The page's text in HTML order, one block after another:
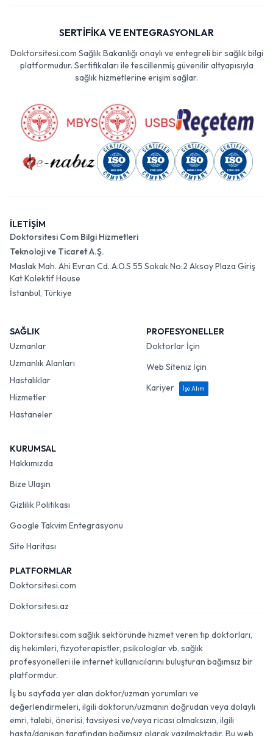
SERTİFİKA VE ENTEGRASYONLAR
Doktorsitesi.com Sağlık Bakanlığı onaylı ve entegreli bir sağlık bilgi
platformudur. Sertifikaları ile tescillenmiş güvenilir altyapısıyla
sağlık hizmetlerine erişim sağlar.
İLETİŞİM
Doktorsitesi Com Bilgi Hizmetleri
Teknoloji ve Ticaret A.Ş.
Maslak Mah. Ahi Evran Cd. A.O.S 55 Sokak No:2 Aksoy Plaza Giriş
Kat Kolektif House
İstanbul, Türkiye
SAĞLIK
Uzmanlar
Uzmanlık Alanları
Hastalıklar
Hizmetler
Hastaneler
PROFESYONELLER
Doktorlar İçin
Web Siteniz İçin
Kariyer
İşe Alım
KURUMSAL
Hakkımızda
Bize Ulaşın
Gizlilik Politikası
Google Takvim Entegrasyonu
Site Haritası
PLATFORMLAR
Doktorsitesi.com
Doktorsitesi.az
Doktorsitesi.com sağlık sektöründe hizmet veren tıp doktorları,
diş hekimleri, fizyoterapistler, psikologlar vb. sağlık
profesyonelleri ile internet kullanıcılarını buluşturan bağımsız bir
platformdur.
İş bu sayfada yer alan doktor/uzman yorumları ve
değerlendirmeleri, ilgili doktorun/uzmanın doğrudan veya dolaylı
emri, talebi, önerisi, tavsiyesi ve/veya ricası olmaksızın, ilgili
hasta/danışan tarafından bağımsız olarak yazılmaktadır. Bu web